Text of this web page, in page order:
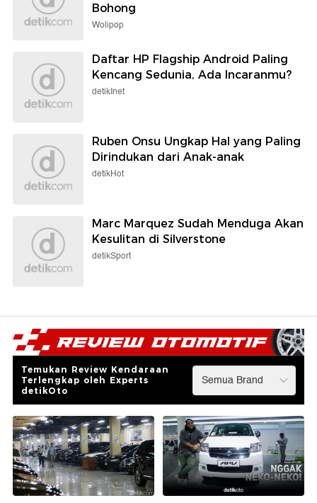
Bohong
Wolipop
Daftar HP Flagship Android Paling
Kencang Sedunia, Ada Incaranmu?
detikInet
Ruben Onsu Ungkap Hal yang Paling
Dirindukan dari Anak-anak
detikHot
Marc Marquez Sudah Menduga Akan
Kesulitan di Silverstone
detikSport
Temukan Review Kendaraan
Terlengkap oleh Experts
detikOto